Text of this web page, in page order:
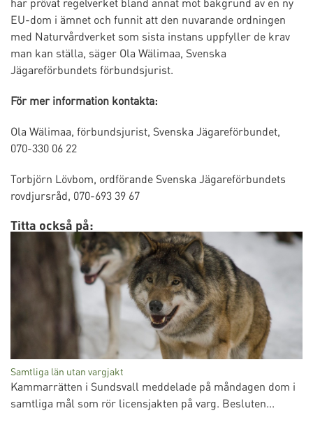
EU-dom i ämnet och funnit att den nuvarande ordningen
med Naturvårdverket som sista instans uppfyller de krav
man kan ställa, säger Ola Wälimaa, Svenska
Jägareförbundets förbundsjurist.
För mer information kontakta:
Ola Wälimaa, förbundsjurist, Svenska Jägareförbundet,
070-330 06 22
Torbjörn Lövbom, ordförande Svenska Jägareförbundets
rovdjursråd, 070-693 39 67
Titta också på:
Samtliga län utan vargjakt
Kammarrätten i Sundsvall meddelade på måndagen dom i
samtliga mål som rör licensjakten på varg. Besluten...